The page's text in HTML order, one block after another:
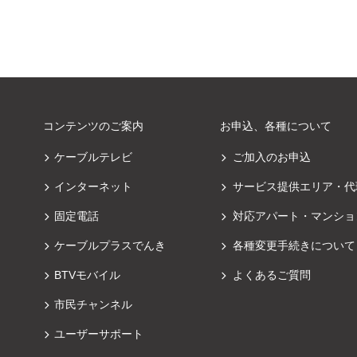
コンテンツのご案内
ケーブルテレビ
インターネット
固定電話
ケーブルプラスでんき
BTVモバイル
市民チャンネル
ユーザーサポート
お申込、各種について
ご加入のお申込
サービス提供エリア・
対応アパート・マンシ
各種変更手続きについて
よくあるご質問